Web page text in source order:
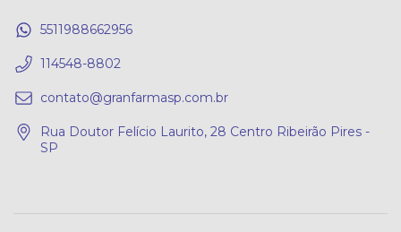
5511988662956
114548-8802
contato@granfarmasp.com.br
Rua Doutor Felício Laurito, 28 Centro Ribeirão Pires -
SP